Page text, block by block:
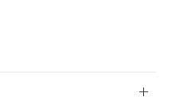
愛しておりま